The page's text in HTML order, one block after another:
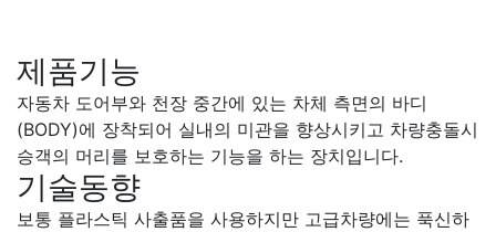
제품기능
자동차 도어부와 천장 중간에 있는 차체 측면의 바디
(BODY)에 장착되어 실내의 미관을 향상시키고 차량충돌시
승객의 머리를 보호하는 기능을 하는 장치입니다.
기술동향
보통 플라스틱 사출품을 사용하지만 고급차량에는 푹신하